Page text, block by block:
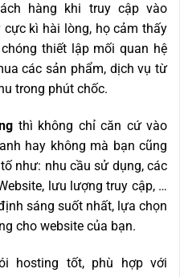
hàng khi truy cập vào
kì hài lòng, họ cảm thấy
thiết lập mối quan hệ
các sản phẩm, dịch vụ từ
trong phút chốc.
thì không chỉ căn cứ vào
hay không mà bạn cũng
như: nhu cầu sử dụng, các
lưu lượng truy cập, …
sáng suốt nhất, lựa chọn
cho website của bạn.
hosting tốt, phù hợp với